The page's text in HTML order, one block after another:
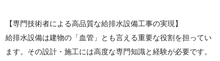
【専門技術者による高品質な給排水設備工事の実現】
給排水設備は建物の「血管」とも言える重要な役割を担ってい
ます。その設計・施工には高度な専門知識と経験が必要です。